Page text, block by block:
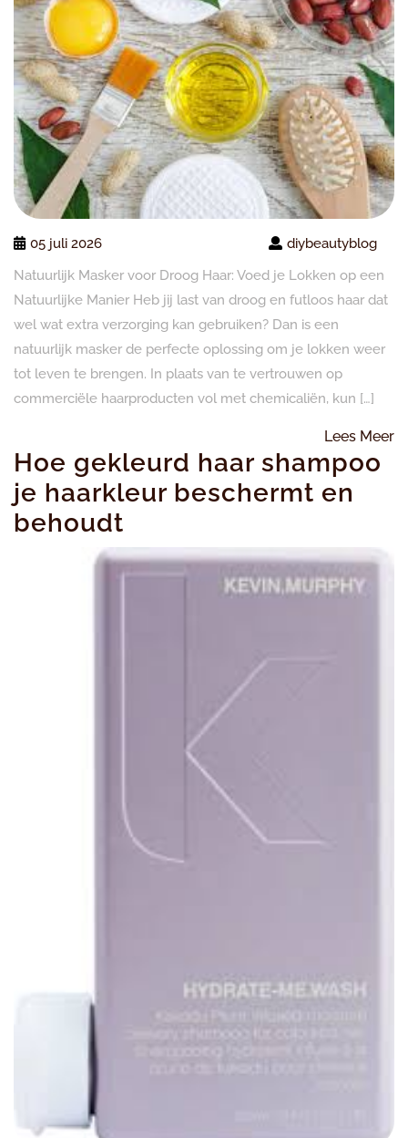
05 juli 2026
diybeautyblog
Natuurlijk Masker voor Droog Haar: Voed je Lokken op een
Natuurlijke Manier Heb jij last van droog en futloos haar dat
wel wat extra verzorging kan gebruiken? Dan is een
natuurlijk masker de perfecte oplossing om je lokken weer
tot leven te brengen. In plaats van te vertrouwen op
commerciële haarproducten vol met chemicaliën, kun […]
Lees Meer
Hoe gekleurd haar shampoo
je haarkleur beschermt en
behoudt